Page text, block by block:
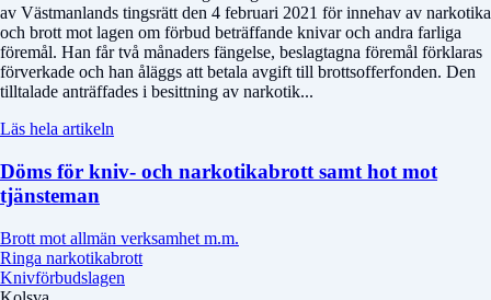
av Västmanlands tingsrätt den 4 februari 2021 för innehav av narkotika
och brott mot lagen om förbud beträffande knivar och andra farliga
föremål. Han får två månaders fängelse, beslagtagna föremål förklaras
förverkade och han åläggs att betala avgift till brottsofferfonden. Den
tilltalade anträffades i besittning av narkotik...
Läs hela artikeln
Döms för kniv- och narkotikabrott samt hot mot
tjänsteman
Brott mot allmän verksamhet m.m.
Ringa narkotikabrott
Knivförbudslagen